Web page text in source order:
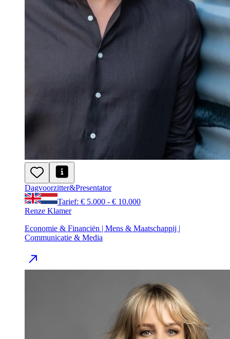
Dagvoorzitter&Presentator
Tarief: € 5.000 - € 10.000
Renze Klamer
Economie & Financiën | Mens & Maatschappij |
Communicatie & Media